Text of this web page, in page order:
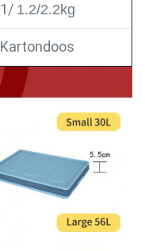
1/ 1.2/2.2kg
Kartondoos